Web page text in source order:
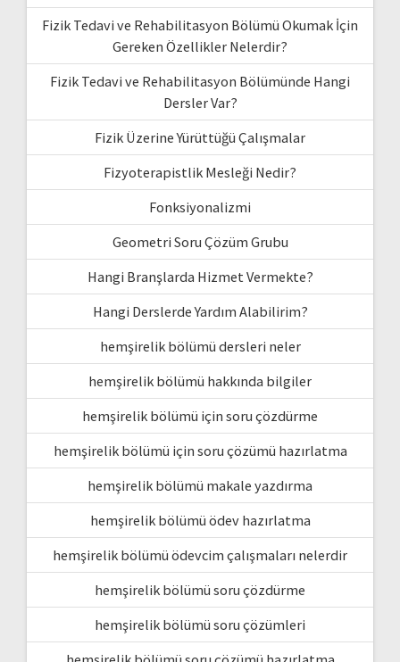
Fizik Tedavi ve Rehabilitasyon Bölümü Okumak İçin
Gereken Özellikler Nelerdir?
Fizik Tedavi ve Rehabilitasyon Bölümünde Hangi
Dersler Var?
Fizik Üzerine Yürüttüğü Çalışmalar
Fizyoterapistlik Mesleği Nedir?
Fonksiyonalizmi
Geometri Soru Çözüm Grubu
Hangi Branşlarda Hizmet Vermekte?
Hangi Derslerde Yardım Alabilirim?
hemşirelik bölümü dersleri neler
hemşirelik bölümü hakkında bilgiler
hemşirelik bölümü için soru çözdürme
hemşirelik bölümü için soru çözümü hazırlatma
hemşirelik bölümü makale yazdırma
hemşirelik bölümü ödev hazırlatma
hemşirelik bölümü ödevcim çalışmaları nelerdir
hemşirelik bölümü soru çözdürme
hemşirelik bölümü soru çözümleri